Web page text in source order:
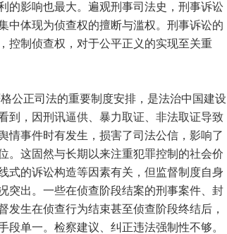
的影响也最大。遍观刑事司法史，刑事诉讼
中体现为侦查权的擅断与滥权。刑事诉讼的
控制侦查权，对于公平正义的实现至关重
正司法的重要制度安排，是法治中国建设
到，因刑讯逼供、暴力取证、非法取证导致
情事件时有发生，损害了司法公信，影响了
。这固然与长期以来注重犯罪控制的社会价
式的诉讼构造等因素有关，但监督制度自身
突出。一些在侦查阶段结案的刑事案件、封
生在侦查行为结束甚至侦查阶段终结后，
单一。检察建议、纠正违法强制性不够。